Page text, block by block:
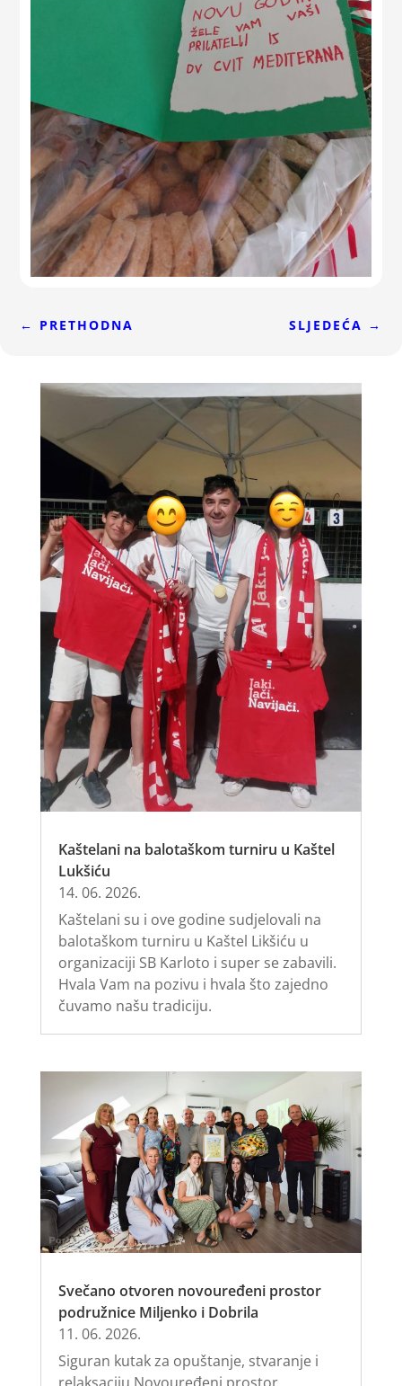
← PRETHODNA SLJEDEĆA →
Kaštelani na balotaškom turniru u Kaštel
Lukšiću
14. 06. 2026.
Kaštelani su i ove godine sudjelovali na
balotaškom turniru u Kaštel Likšiću u
organizaciji SB Karloto i super se zabavili.
Hvala Vam na pozivu i hvala što zajedno
čuvamo našu tradiciju.
Svečano otvoren novouređeni prostor
podružnice Miljenko i Dobrila
11. 06. 2026.
Siguran kutak za opuštanje, stvaranje i